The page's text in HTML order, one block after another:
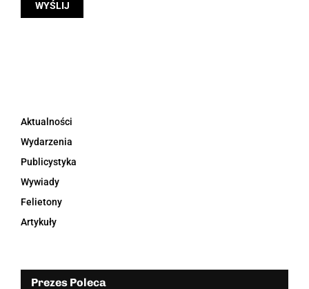
Aktualności
Wydarzenia
Publicystyka
Wywiady
Felietony
Artykuły
Prezes Poleca